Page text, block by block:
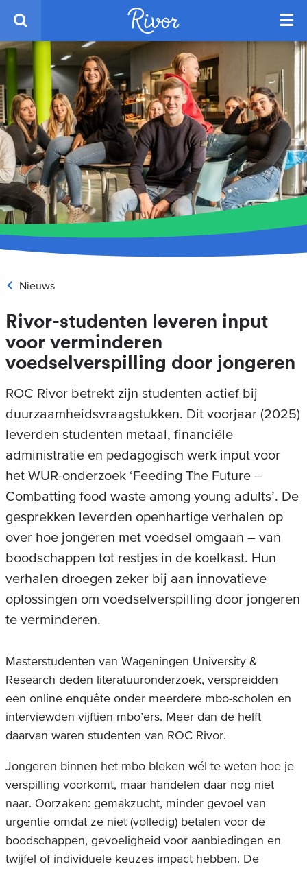
Nieuws
Rivor-studenten leveren input
voor verminderen
voedselverspilling door jongeren
ROC Rivor betrekt zijn studenten actief bij
duurzaamheidsvraagstukken. Dit voorjaar (2025)
leverden studenten metaal, financiële
administratie en pedagogisch werk input voor
het WUR-onderzoek ‘Feeding The Future –
Combatting food waste among young adults’. De
gesprekken leverden openhartige verhalen op
over hoe jongeren met voedsel omgaan – van
boodschappen tot restjes in de koelkast. Hun
verhalen droegen zeker bij aan innovatieve
oplossingen om voedselverspilling door jongeren
te verminderen.
Masterstudenten van Wageningen University &
Research deden literatuuronderzoek, verspreidden
een online enquête onder meerdere mbo-scholen en
interviewden vijftien mbo’ers. Meer dan de helft
daarvan waren studenten van ROC Rivor.
Jongeren binnen het mbo bleken wél te weten hoe je
verspilling voorkomt, maar handelen daar nog niet
naar. Oorzaken: gemakzucht, minder gevoel van
urgentie omdat ze niet (volledig) betalen voor de
boodschappen, gevoeligheid voor aanbiedingen en
twijfel of individuele keuzes impact hebben. De